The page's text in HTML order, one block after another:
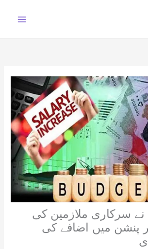
نے سرکاری ملازمین کی
پنشن میں اضافے کی